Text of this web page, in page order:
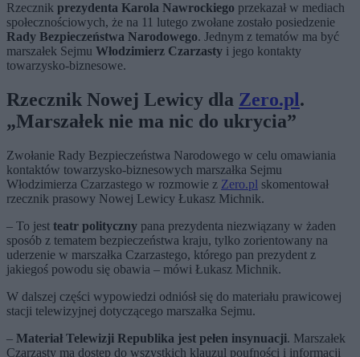
Rzecznik prezydenta Karola Nawrockiego przekazał w mediach
społecznościowych, że na 11 lutego zwołane zostało posiedzenie
Rady Bezpieczeństwa Narodowego. Jednym z tematów ma być
marszałek Sejmu Włodzimierz Czarzasty i jego kontakty
towarzysko-biznesowe.
Rzecznik Nowej Lewicy dla Zero.pl.
„Marszałek nie ma nic do ukrycia”
Zwołanie Rady Bezpieczeństwa Narodowego w celu omawiania
kontaktów towarzysko-biznesowych marszałka Sejmu
Włodzimierza Czarzastego w rozmowie z Zero.pl skomentował
rzecznik prasowy Nowej Lewicy Łukasz Michnik.
– To jest teatr polityczny pana prezydenta niezwiązany w żaden
sposób z tematem bezpieczeństwa kraju, tylko zorientowany na
uderzenie w marszałka Czarzastego, którego pan prezydent z
jakiegoś powodu się obawia – mówi Łukasz Michnik.
W dalszej części wypowiedzi odniósł się do materiału prawicowej
stacji telewizyjnej dotyczącego marszałka Sejmu.
– Materiał Telewizji Republika jest pełen insynuacji. Marszałek
Czarzasty ma dostęp do wszystkich klauzul poufności i informacji